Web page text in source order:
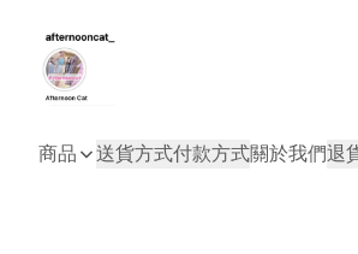
商品 送貨方式付款方式關於我們退